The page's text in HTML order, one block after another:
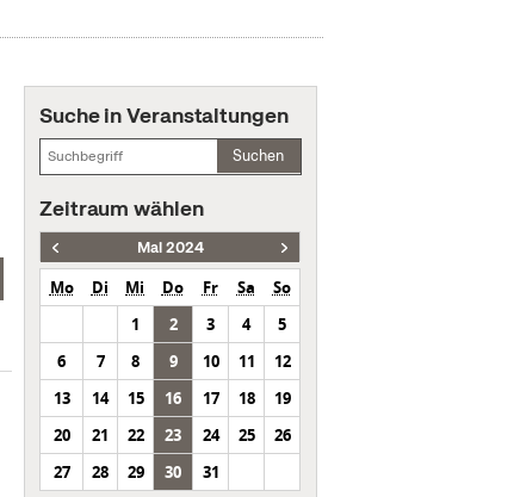
Suche in Veranstaltungen
Suchen
Zeitraum wählen
Mai 2024
Mo Di Mi Do Fr Sa
So
1
2 3 4
5
6
7 8 9 10 11
12
13
14 15 16 17 18
19
20
21 22 23 24 25
26
27
28 29 30 31